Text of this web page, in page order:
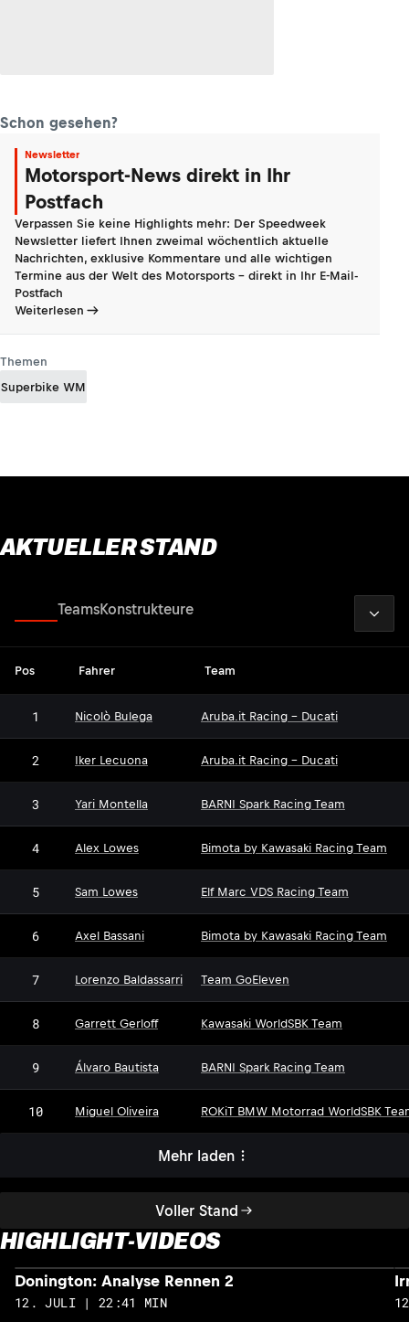
Schon gesehen?
Newsletter
Motorsport-News direkt in Ihr
Postfach
Verpassen Sie keine Highlights mehr: Der Speedweek
Newsletter liefert Ihnen zweimal wöchentlich aktuelle
Nachrichten, exklusive Kommentare und alle wichtigen
Termine aus der Welt des Motorsports - direkt in Ihr E-Mail-
Postfach
Weiterlesen
Themen
Superbike WM
AKTUELLER STAND
Voller Stand
TeamsKonstrukteure
Pos Fahrer Team
1 Nicolò Bulega Aruba.it Racing - Ducati
2 Iker Lecuona Aruba.it Racing - Ducati
3 Yari Montella BARNI Spark Racing Team
4 Alex Lowes Bimota by Kawasaki Racing Team
5 Sam Lowes Elf Marc VDS Racing Team
6 Axel Bassani Bimota by Kawasaki Racing Team
7 Lorenzo Baldassarri Team GoEleven
8 Garrett Gerloff Kawasaki WorldSBK Team
9 Álvaro Bautista BARNI Spark Racing Team
10 Miguel Oliveira ROKiT BMW Motorrad WorldSBK
Mehr laden
HIGHLIGHT-VIDEOS
Donington: Analyse Rennen 2
12. JULI | 22:41 MIN